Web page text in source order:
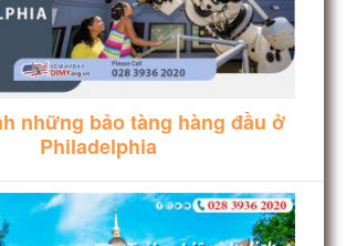
những bảo tàng hàng đầu ở
Philadelphia